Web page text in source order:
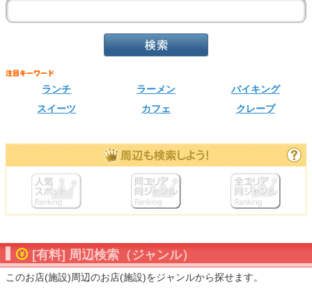
ランチ ラーメン
バイキング
スイーツ
カフェ クレープ
[有料] 周辺検索（ジャンル）
このお店(施設)周辺のお店(施設)をジャンルから探せます。